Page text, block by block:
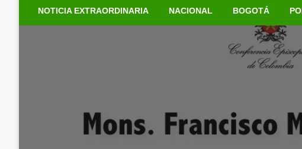
NOTICIA EXTRAORDINARIA NACIONAL BOGOTÁ